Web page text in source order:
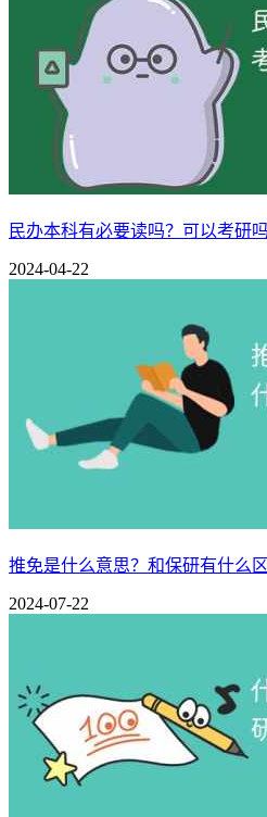
从数据可以看出，教育学国家线
民办本科有必要读吗？可以考研吗
2024-04-22
推免是什么意思？和保研有什么
2024-07-22